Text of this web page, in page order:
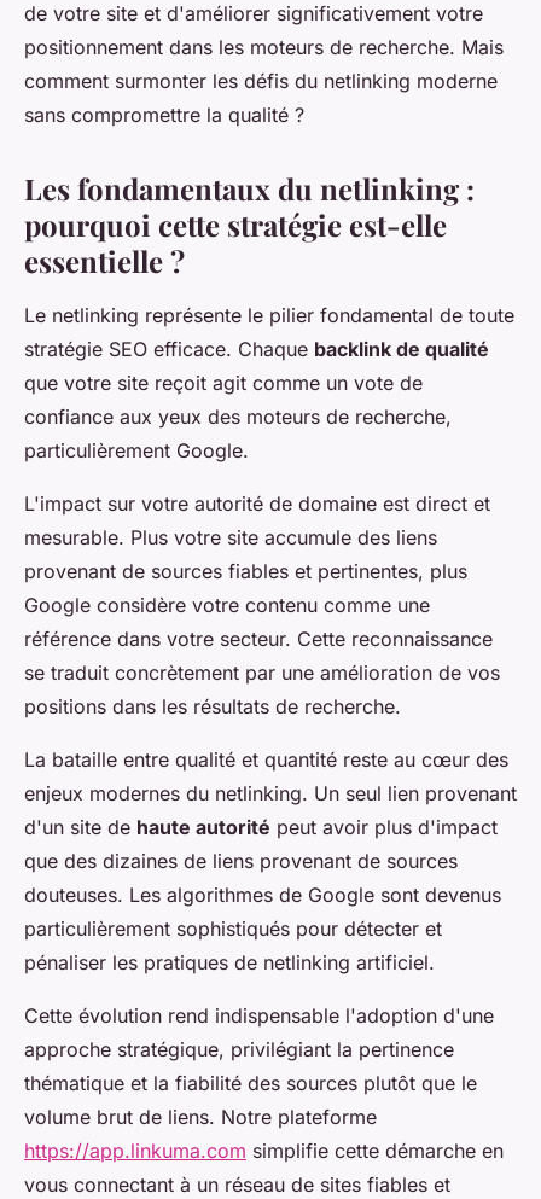
de votre site et d'améliorer significativement votre
positionnement dans les moteurs de recherche. Mais
comment surmonter les défis du netlinking moderne
sans compromettre la qualité ?
Les fondamentaux du netlinking :
pourquoi cette stratégie est-elle
essentielle ?
Le netlinking représente le pilier fondamental de toute
stratégie SEO efficace. Chaque backlink de qualité
que votre site reçoit agit comme un vote de
confiance aux yeux des moteurs de recherche,
particulièrement Google.
L'impact sur votre autorité de domaine est direct et
mesurable. Plus votre site accumule des liens
provenant de sources fiables et pertinentes, plus
Google considère votre contenu comme une
référence dans votre secteur. Cette reconnaissance
se traduit concrètement par une amélioration de vos
positions dans les résultats de recherche.
La bataille entre qualité et quantité reste au cœur des
enjeux modernes du netlinking. Un seul lien provenant
d'un site de haute autorité peut avoir plus d'impact
que des dizaines de liens provenant de sources
douteuses. Les algorithmes de Google sont devenus
particulièrement sophistiqués pour détecter et
pénaliser les pratiques de netlinking artificiel.
Cette évolution rend indispensable l'adoption d'une
approche stratégique, privilégiant la pertinence
thématique et la fiabilité des sources plutôt que le
volume brut de liens. Notre plateforme
https://app.linkuma.com simplifie cette démarche en
vous connectant à un réseau de sites fiables et